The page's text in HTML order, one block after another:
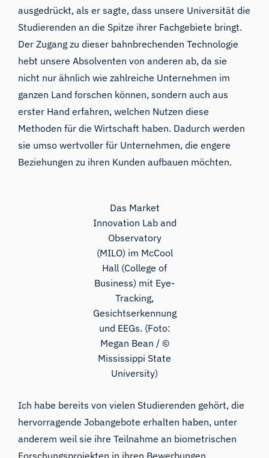
ausgedrückt, als er sagte, dass unsere Universität die
Studierenden an die Spitze ihrer Fachgebiete bringt.
Der Zugang zu dieser bahnbrechenden Technologie
hebt unsere Absolventen von anderen ab, da sie
nicht nur ähnlich wie zahlreiche Unternehmen im
ganzen Land forschen können, sondern auch aus
erster Hand erfahren, welchen Nutzen diese
Methoden für die Wirtschaft haben. Dadurch werden
sie umso wertvoller für Unternehmen, die engere
Beziehungen zu ihren Kunden aufbauen möchten.
Das Market
Innovation Lab and
Observatory
(MILO) im McCool
Hall (College of
Business) mit Eye-
Tracking,
Gesichtserkennung
und EEGs. (Foto:
Megan Bean / ©
Mississippi State
University)
Ich habe bereits von vielen Studierenden gehört, die
hervorragende Jobangebote erhalten haben, unter
anderem weil sie ihre Teilnahme an biometrischen
Forschungsprojekten in ihren Bewerbungen